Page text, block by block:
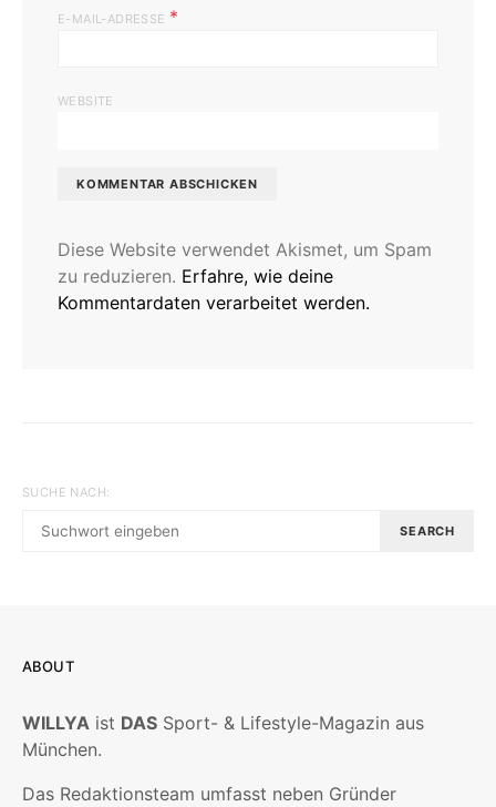
E-MAIL-ADRESSE *
WEBSITE
Diese Website verwendet Akismet, um Spam
zu reduzieren. Erfahre, wie deine
Kommentardaten verarbeitet werden.
SUCHE NACH:
SEARCH
ABOUT
WILLYA ist DAS Sport- & Lifestyle-Magazin aus
München.
Das Redaktionsteam umfasst neben Gründer